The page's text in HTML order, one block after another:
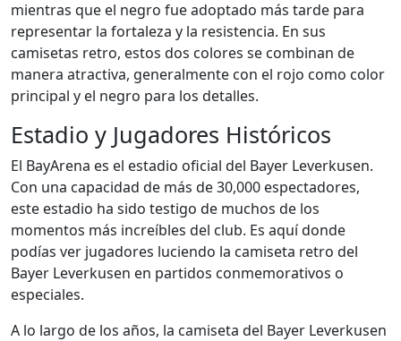
mientras que el negro fue adoptado más tarde para
representar la fortaleza y la resistencia. En sus
camisetas retro, estos dos colores se combinan de
manera atractiva, generalmente con el rojo como color
principal y el negro para los detalles.
Estadio y Jugadores Históricos
El BayArena es el estadio oficial del Bayer Leverkusen.
Con una capacidad de más de 30,000 espectadores,
este estadio ha sido testigo de muchos de los
momentos más increíbles del club. Es aquí donde
podías ver jugadores luciendo la camiseta retro del
Bayer Leverkusen en partidos conmemorativos o
especiales.
A lo largo de los años, la camiseta del Bayer Leverkusen